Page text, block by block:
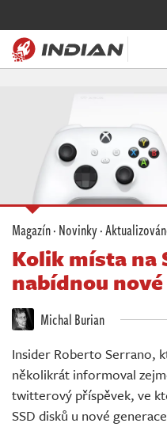
Soutěže
Databáze
Komunita
Redakce
Živě
Magazín·Novinky·
Kolik místa na
nabídnou
Michal Burian
Insider Roberto Serrano,
několikrát informoval
twitterový příspěvek, ve
SSD disků u nové